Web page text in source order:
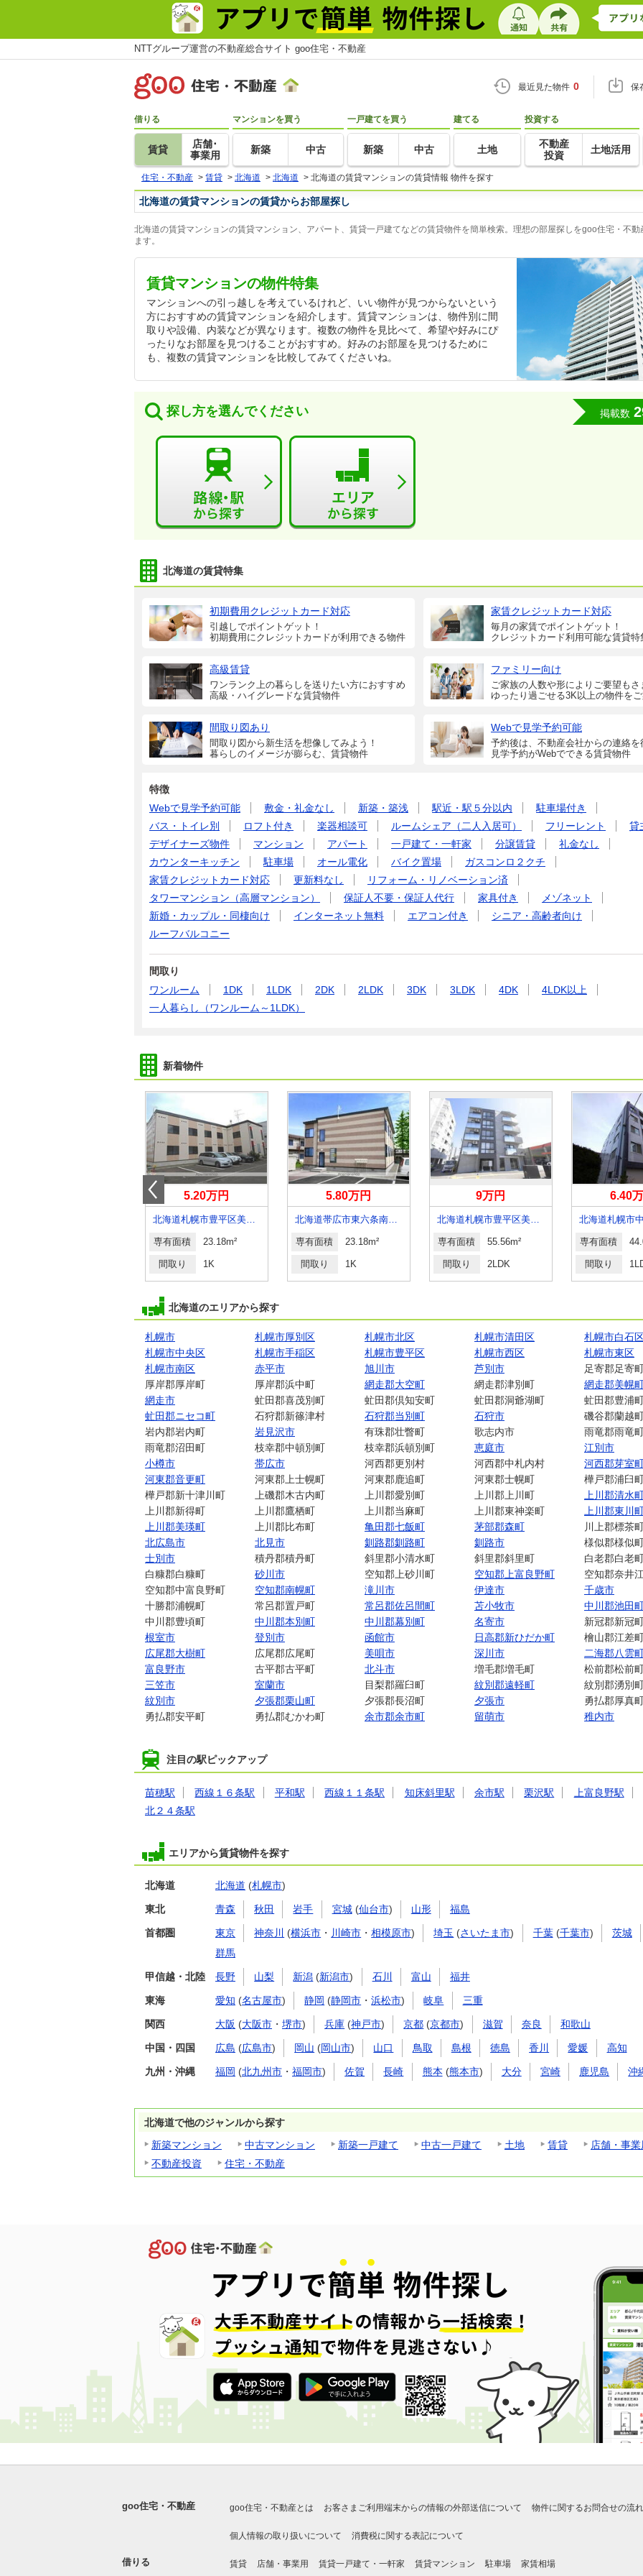
NTTグループ運営の不動産総合サイト goo住宅・不動産
最近見た物件 0 保
借りる
賃貸
店舗･
事業用
マンションを買う
新築 中古
一戸建てを買う
新築 中古
建てる
土地
投資する
不動産
投資
土地活用
住宅・不動産 > 賃貸 > 北海道 > 北海道 > 北海道の賃貸マンションの賃貸情報 物件を探す
北海道の賃貸マンションの賃貸からお部屋探し
北海道の賃貸マンションの賃貸マンション、アパート、賃貸一戸建てなどの賃貸物件を簡単検索。理想の部屋探しをgoo住宅・不動
ます。
賃貸マンションの物件特集
マンションへの引っ越しを考えているけれど、いい物件が見つからないという
方におすすめの賃貸マンションを紹介します。賃貸マンションは、物件別に間
取りや設備、内装などが異なります。複数の物件を見比べて、希望や好みにぴ
ったりなお部屋を見つけることがおすすめ。好みのお部屋を見つけるために
も、複数の賃貸マンションを比較してみてくださいね。
探し方を選んでください 掲載数
北海道の賃貸特集
初期費用クレジットカード対応
引越しでポイントゲット！
初期費用にクレジットカードが利用できる物件
家賃クレジットカード対応
毎月の家賃でポイントゲット！
クレジットカード利用可能な賃貸特
高級賃貸
ワンランク上の暮らしを送りたい方におすすめ
高級・ハイグレードな賃貸物件
ファミリー向け
ご家族の人数や形によりご要望もさ
ゆったり過ごせる3K以上の物件をご
間取り図あり
間取り図から新生活を想像してみよう！
暮らしのイメージが膨らむ、賃貸物件
Webで見学予約可能
予約後は、不動産会社からの連絡を
見学予約がWebでできる賃貸物件
特徴
Webで見学予約可能
敷金・礼金なし 新築・築浅 駅近・駅５分以内
駐車場付き
バス・トイレ別
ロフト付き 楽器相談可 ルームシェア（二人入居可） フリーレント
貸
デザイナーズ物件
マンション アパート 一戸建て・一軒家 分譲賃貸
礼金なし
カウンターキッチン
駐車場 オール電化 バイク置場
ガスコンロ２クチ
家賃クレジットカード対応
更新料なし
リフォーム・リノベーション済
タワーマンション（高層マンション）
保証人不要・保証人代行 家具付き
メゾネット
新婚・カップル・同棲向け
インターネット無料 エアコン付き
シニア・高齢者向け
ルーフバルコニー
間取り
ワンルーム
1DK 1LDK 2DK 2LDK 3DK 3LDK 4DK
4LDK以上
一人暮らし（ワンルーム～1LDK）
新着物件
5.20万円
北海道札幌市豊平区美園八条１丁目
専有面積 23.18m²
間取り 1K
5.80万円
北海道帯広市東六条南１４丁目
専有面積 23.18m²
間取り 1K
9万円
北海道札幌市豊平区美園三条７丁目
専有面積 55.56m²
間取り 2LDK
6.40
専有面積
間取り
北海道のエリアから探す
札幌市 札幌市厚別区 札幌市北区 札幌市清田区
札幌市白石
札幌市中央区
札幌市手稲区 札幌市豊平区 札幌市西区
札幌市東区
札幌市南区
赤平市 旭川市 芦別市
足寄郡足寄
厚岸郡厚岸町
厚岸郡浜中町 網走郡大空町 網走郡津別町
網走郡美幌
網走市
虻田郡喜茂別町 虻田郡倶知安町 虻田郡洞爺湖町
虻田郡豊浦
虻田郡ニセコ町
石狩郡新篠津村 石狩郡当別町 石狩市
磯谷郡蘭越
岩内郡岩内町
岩見沢市 有珠郡壮瞥町 歌志内市
雨竜郡雨竜
雨竜郡沼田町
枝幸郡中頓別町 枝幸郡浜頓別町 恵庭市
江別市
小樽市
帯広市 河西郡更別村 河西郡中札内村
河西郡芽室
河東郡音更町
河東郡上士幌町 河東郡鹿追町 河東郡士幌町
樺戸郡浦臼
樺戸郡新十津川町
上磯郡木古内町 上川郡愛別町 上川郡上川町
上川郡清水
上川郡新得町
上川郡鷹栖町 上川郡当麻町 上川郡東神楽町
上川郡東川
上川郡美瑛町
上川郡比布町 亀田郡七飯町 茅部郡森町
川上郡標茶
北広島市
北見市 釧路郡釧路町 釧路市
様似郡様似
士別市
積丹郡積丹町 斜里郡小清水町 斜里郡斜里町
白老郡白老
白糠郡白糠町
砂川市 空知郡上砂川町 空知郡上富良野町
空知郡奈井
空知郡中富良野町
空知郡南幌町 滝川市 伊達市
千歳市
十勝郡浦幌町
常呂郡置戸町 常呂郡佐呂間町 苫小牧市
中川郡池田
中川郡豊頃町
中川郡本別町 中川郡幕別町 名寄市
新冠郡新冠
根室市
登別市 函館市 日高郡新ひだか町
檜山郡江差
広尾郡大樹町
広尾郡広尾町 美唄市 深川市
二海郡八雲
富良野市
古平郡古平町 北斗市 増毛郡増毛町
松前郡松前
三笠市
室蘭市 目梨郡羅臼町 紋別郡遠軽町
紋別郡湧別
紋別市
夕張郡栗山町 夕張郡長沼町 夕張市
勇払郡厚真
勇払郡安平町
勇払郡むかわ町 余市郡余市町 留萌市 稚内市
注目の駅ピックアップ
苗穂駅 西線１６条駅 平和駅 西線１１条駅 知床斜里駅 余市駅 栗沢駅 上富良野駅
北２４条駅
エリアから賃貸物件を探す
北海道 北海道 (札幌市)
東北 青森 秋田 岩手 宮城(仙台市) 山形 福島
首都圏 東京 神奈川 (横浜市 ・ 川崎市 ・相模原市) 埼玉 (さいたま市) 千葉(千葉市) 茨城
群馬
甲信越・北陸 長野 山梨 新潟 (新潟市) 石川 富山 福井
東海 愛知 (名古屋市) 静岡 (静岡市 ・浜松市) 岐阜 三重
関西 大阪 (大阪市 ・ 堺市) 兵庫 (神戸市) 京都 (京都市) 滋賀 奈良 和歌山
中国・四国 広島 (広島市) 岡山 (岡山市) 山口 鳥取 島根 徳島 香川 愛媛 高知
九州・沖縄 福岡 (北九州市 ・ 福岡市) 佐賀 長崎 熊本 (熊本市) 大分 宮崎 鹿児島 沖
北海道で他のジャンルから探す
新築マンション
中古マンション 新築一戸建て 中古一戸建て 土地 賃貸
店舗・事業
不動産投資
住宅・不動産
goo住宅・不動産 goo住宅・不動産とは お客さまご利用端末からの情報の外部送信について 物件に関するお問合せの流れ
個人情報の取り扱いについて 消費税に関する表記について
借りる 賃貸 店舗・事業用 賃貸一戸建て・一軒家 賃貸マンション 駐車場 家賃相場